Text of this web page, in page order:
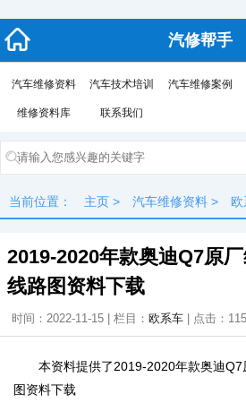
汽修帮手
汽车维修资料 汽车技术培训 汽车维修案例
维修资料库 联系我们
当前位置： 主页 > 汽车维修资料 >
2019-2020年款奥迪Q7原
线路图资料下载
时间：2022-11-15 | 栏目： 欧系车 | 点击：
本资料提供了2019-2020年款奥迪
图资料下载